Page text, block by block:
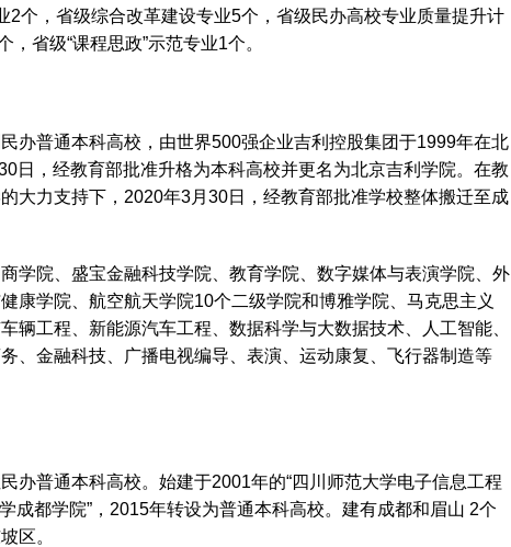
个，省级综合改革建设专业5个，省级民办高校专业质量提升计
省级“课程思政”示范专业1个。
办普通本科高校，由世界500强企业吉利控股集团于1999年在北
日，经教育部批准升格为本科高校并更名为北京吉利学院。在教
大力支持下，2020年3月30日，经教育部批准学校整体搬迁至成
学院、盛宝金融科技学院、教育学院、数字媒体与表演学院、外
康学院、航空航天学院10个二级学院和博雅学院、马克思主义
辆工程、新能源汽车工程、数据科学与大数据技术、人工智能、
、金融科技、广播电视编导、表演、运动康复、飞行器制造等
办普通本科高校。始建于2001年的“四川师范大学电子信息工程
成都学院”，2015年转设为普通本科高校。建有成都和眉山 2个
区。